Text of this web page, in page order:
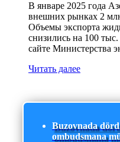
В январе 2025 года
внешних рынках 2
Объемы экспорта
снизились на 100
сайте Министерства
Читать далее
Buzovnada
ombudsmana